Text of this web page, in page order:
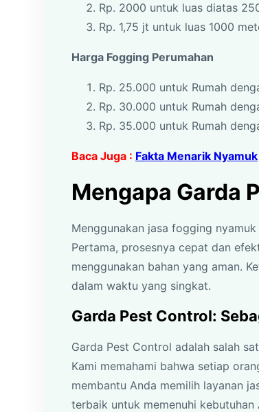
Rp. 2000 untuk luas diatas
Rp. 1,75 jt untuk luas 1000
Harga Fogging Perumahan
Rp. 25.000 untuk Rumah
Rp. 30.000 untuk Rumah
Rp. 35.000 untuk Rumah
Baca Juga : Fakta Menarik Nyamuk
Mengapa Garda
Menggunakan jasa fogging
Pertama, prosesnya cepat dan
menggunakan bahan yang aman.
dalam waktu yang singkat.
Garda Pest Control:
Garda Pest Control adalah salah
Kami memahami bahwa setiap
membantu Anda memilih layanan
terbaik untuk memenuhi kebutuhan